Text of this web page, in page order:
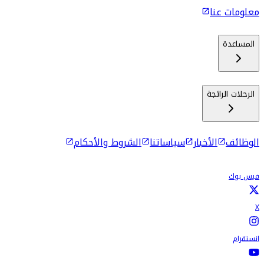
معلومات عنا
المساعدة
الرحلات الرائجة
الوظائف الأخبار سياساتنا الشروط والأحكام
فيس بوك
X
انستقرام